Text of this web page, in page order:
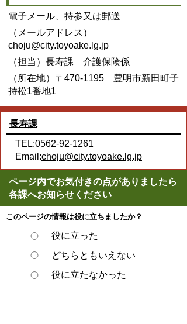
電子メール、持参又は郵送
（メールアドレス）
choju@city.toyoake.lg.jp
（担当）長寿課 介護保険係
（所在地）〒470-1195 豊明市新田町子
持松1番地1
長寿課
TEL:0562-92-1261
Email:choju@city.toyoake.lg.jp
ページ内でお気付きの点がありましたら
各課へお知らせください
このページの情報は役に立ちましたか？
役に立った
どちらともいえない
役に立たなかった